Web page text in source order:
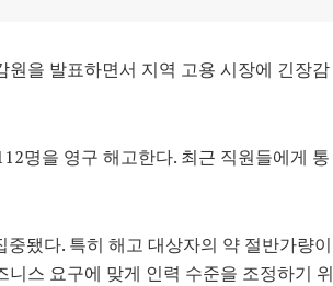
을 발표하면서 지역 고용 시장에 긴장감
명을 영구 해고한다. 최근 직원들에게 통
됐다. 특히 해고 대상자의 약 절반가량이
스 요구에 맞게 인력 수준을 조정하기 위